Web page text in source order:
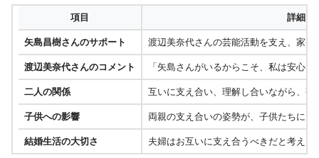
項目 詳細
矢島昌樹さんのサポート 渡辺美奈代さんの芸能活動を支え、家事
渡辺美奈代さんのコメント 「矢島さんがいるからこそ、私は安心
二人の関係 互いに支え合い、理解し合いながら、強
子供への影響 両親の支え合いの姿勢が、子供たちにと
結婚生活の大切さ 夫婦はお互いに支え合うべきだと考え